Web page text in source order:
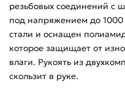
резьбовых соединений с
под напряжением до 1000
стали и оснащен
которое защищает от
влаги. Рукоять из
скользит в руке.